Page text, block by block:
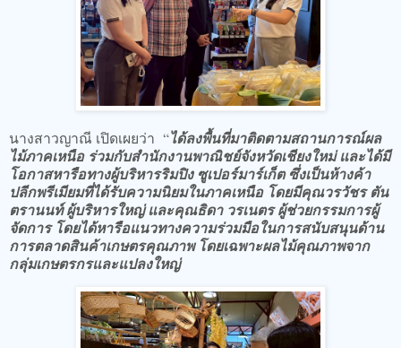
นางสาวญาณี เปิดเผยว่า “ได้ลงพื้นที่มาติดตามสถานการณ์ผล
ไม้ภาคเหนือ ร่วมกับสำนักงานพาณิชย์จังหวัดเชียงใหม่ และได้มี
โอกาสหารือทางผู้บริหารริมปิง ซูเปอร์มาร์เก็ต ซึ่งเป็นห้างค้า
ปลีกพรีเมียมที่ได้รับความนิยมในภาคเหนือ โดยมีคุณวรวัชร ตัน
ตรานนท์ ผู้บริหารใหญ่ และคุณธิดา วรเนตร ผู้ช่วยกรรมการผู้
จัดการ โดยได้หารือแนวทางความร่วมมือในการสนับสนุนด้าน
การตลาดสินค้าเกษตรคุณภาพ โดยเฉพาะผลไม้คุณภาพจาก
กลุ่มเกษตรกรและแปลงใหญ่